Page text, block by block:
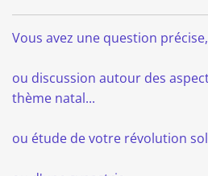
Vous avez une question
ou discussion autour des
thème natal...
ou étude de votre révolution